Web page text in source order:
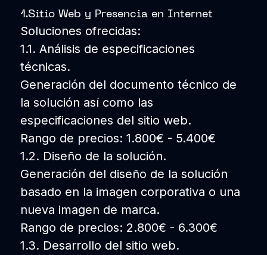
1.Sitio Web y Presencia en Internet
Soluciones ofrecidas:
1.1. Análisis de especificaciones
técnicas.
Generación del documento técnico de
la solución así como las
especificaciones del sitio web.
Rango de precios: 1.800€ - 5.400€
1.2. Diseño de la solución.
Generación del diseño de la solución
basado en la imagen corporativa o una
nueva imagen de marca.
Rango de precios: 2.800€ - 6.300€
1.3. Desarrollo del sitio web.